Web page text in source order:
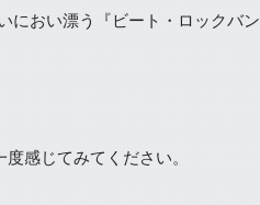
におい漂う『ビート・ロックバン
感じてみてください。